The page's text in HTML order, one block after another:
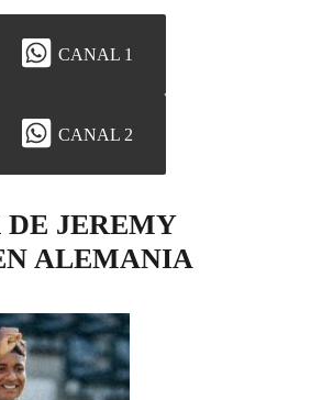
CANAL 1
CANAL 2
JEREMY
ALEMANIA